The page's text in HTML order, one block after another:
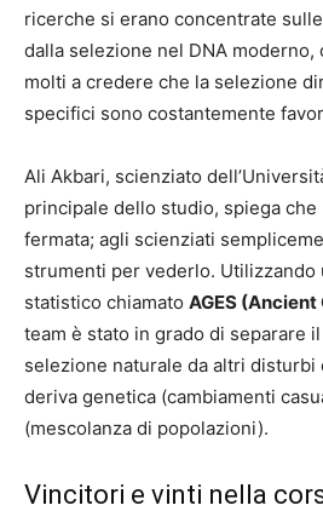
ricerche si erano concentrate
dalla selezione nel DNA moderno,
molti a credere che la selezione
specifici sono costantemente
Ali Akbari, scienziato
principale dello studio, spiega che
fermata; agli scienziati
strumenti per vederlo. Utilizzando
statistico chiamato AGES
team è stato in grado di separare il
selezione naturale da altri disturbi
deriva genetica (cambiamenti
(mescolanza di popolazioni).
Vincitori e vinti nella